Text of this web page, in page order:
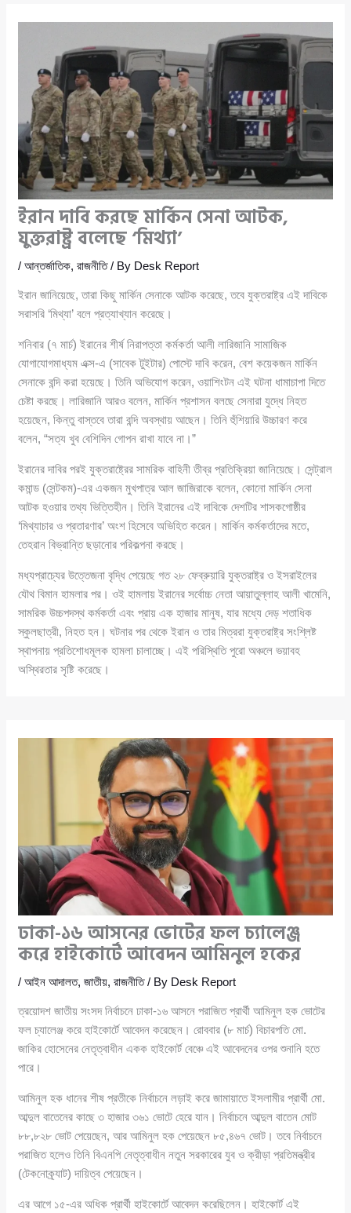
ইরান দাবি করছে মার্কিন সেনা আটক,
যুক্তরাষ্ট্র বলেছে ‘মিথ্যা’
/আন্তর্জাতিক,রাজনীতি/ By Desk Report
ইরান জানিয়েছে, তারা কিছু মার্কিন সেনাকে আটক করেছে, তবে যুক্তরাষ্ট্র এই দাবিকে
সরাসরি ‘মিথ্যা’ বলে প্রত্যাখ্যান করেছে।
শনিবার (৭ মার্চ) ইরানের শীর্ষ নিরাপত্তা কর্মকর্তা আলী লারিজানি সামাজিক
যোগাযোগমাধ্যম এক্স-এ (সাবেক টুইটার) পোস্টে দাবি করেন, বেশ কয়েকজন মার্কিন
সেনাকে বন্দি করা হয়েছে। তিনি অভিযোগ করেন, ওয়াশিংটন এই ঘটনা ধামাচাপা দিতে
চেষ্টা করছে। লারিজানি আরও বলেন, মার্কিন প্রশাসন বলছে সেনারা যুদ্ধে নিহত
হয়েছেন, কিন্তু বাস্তবে তারা বন্দি অবস্থায় আছেন। তিনি হুঁশিয়ারি উচ্চারণ করে
বলেন, “সত্য খুব বেশিদিন গোপন রাখা যাবে না।”
ইরানের দাবির পরই যুক্তরাষ্ট্রের সামরিক বাহিনী তীব্র প্রতিক্রিয়া জানিয়েছে। সেন্ট্রাল
কমান্ড (সেন্টকম)-এর একজন মুখপাত্র আল জাজিরাকে বলেন, কোনো মার্কিন সেনা
আটক হওয়ার তথ্য ভিত্তিহীন। তিনি ইরানের এই দাবিকে দেশটির শাসকগোষ্ঠীর
‘মিথ্যাচার ও প্রতারণার’ অংশ হিসেবে অভিহিত করেন। মার্কিন কর্মকর্তাদের মতে,
তেহরান বিভ্রান্তি ছড়ানোর পরিকল্পনা করছে।
মধ্যপ্রাচ্যের উত্তেজনা বৃদ্ধি পেয়েছে গত ২৮ ফেব্রুয়ারি যুক্তরাষ্ট্র ও ইসরাইলের
যৌথ বিমান হামলার পর। ওই হামলায় ইরানের সর্বোচ্চ নেতা আয়াতুল্লাহ আলী খামেনি,
সামরিক উচ্চপদস্থ কর্মকর্তা এবং প্রায় এক হাজার মানুষ, যার মধ্যে দেড় শতাধিক
স্কুলছাত্রী, নিহত হন। ঘটনার পর থেকে ইরান ও তার মিত্ররা যুক্তরাষ্ট্র সংশ্লিষ্ট
স্থাপনায় প্রতিশোধমূলক হামলা চালাচ্ছে। এই পরিস্থিতি পুরো অঞ্চলে ভয়াবহ
অস্থিরতার সৃষ্টি করেছে।
ঢাকা-১৬ আসনের ভোটের ফল চ্যালেঞ্জ
করে হাইকোর্টে আবেদন আমিনুল হকের
/আইন আদালত,জাতীয়,রাজনীতি/ By Desk Report
ত্রয়োদশ জাতীয় সংসদ নির্বাচনে ঢাকা-১৬ আসনে পরাজিত প্রার্থী আমিনুল হক ভোটের
ফল চ্যালেঞ্জ করে হাইকোর্টে আবেদন করেছেন। রোববার (৮ মার্চ) বিচারপতি মো.
জাকির হোসেনের নেতৃত্বাধীন একক হাইকোর্ট বেঞ্চে এই আবেদনের ওপর শুনানি হতে
পারে।
আমিনুল হক ধানের শীষ প্রতীকে নির্বাচনে লড়াই করে জামায়াতে ইসলামীর প্রার্থী মো.
আব্দুল বাতেনের কাছে ৩ হাজার ৩৬১ ভোটে হেরে যান। নির্বাচনে আব্দুল বাতেন মোট
৮৮,৮২৮ ভোট পেয়েছেন, আর আমিনুল হক পেয়েছেন ৮৫,৪৬৭ ভোট। তবে নির্বাচনে
পরাজিত হলেও তিনি বিএনপি নেতৃত্বাধীন নতুন সরকারের যুব ও ক্রীড়া প্রতিমন্ত্রীর
(টেকনোক্র্যাট) দায়িত্ব পেয়েছেন।
এর আগে ১৫-এর অধিক প্রার্থী হাইকোর্টে আবেদন করেছিলেন। হাইকোর্ট এই